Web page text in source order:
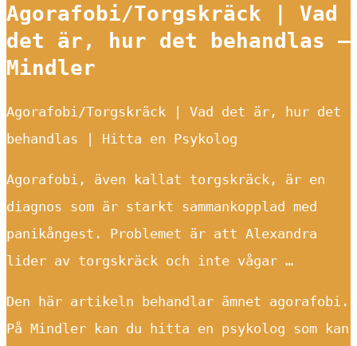
Agorafobi/Torgskräck | Vad
det är, hur det behandlas –
Mindler
Agorafobi/Torgskräck | Vad det är, hur det
behandlas | Hitta en Psykolog
Agorafobi, även kallat torgskräck, är en
diagnos som är starkt sammankopplad med
panikångest. Problemet är att Alexandra
lider av torgskräck och inte vågar …
Den här artikeln behandlar ämnet agorafobi.
På Mindler kan du hitta en psykolog som kan